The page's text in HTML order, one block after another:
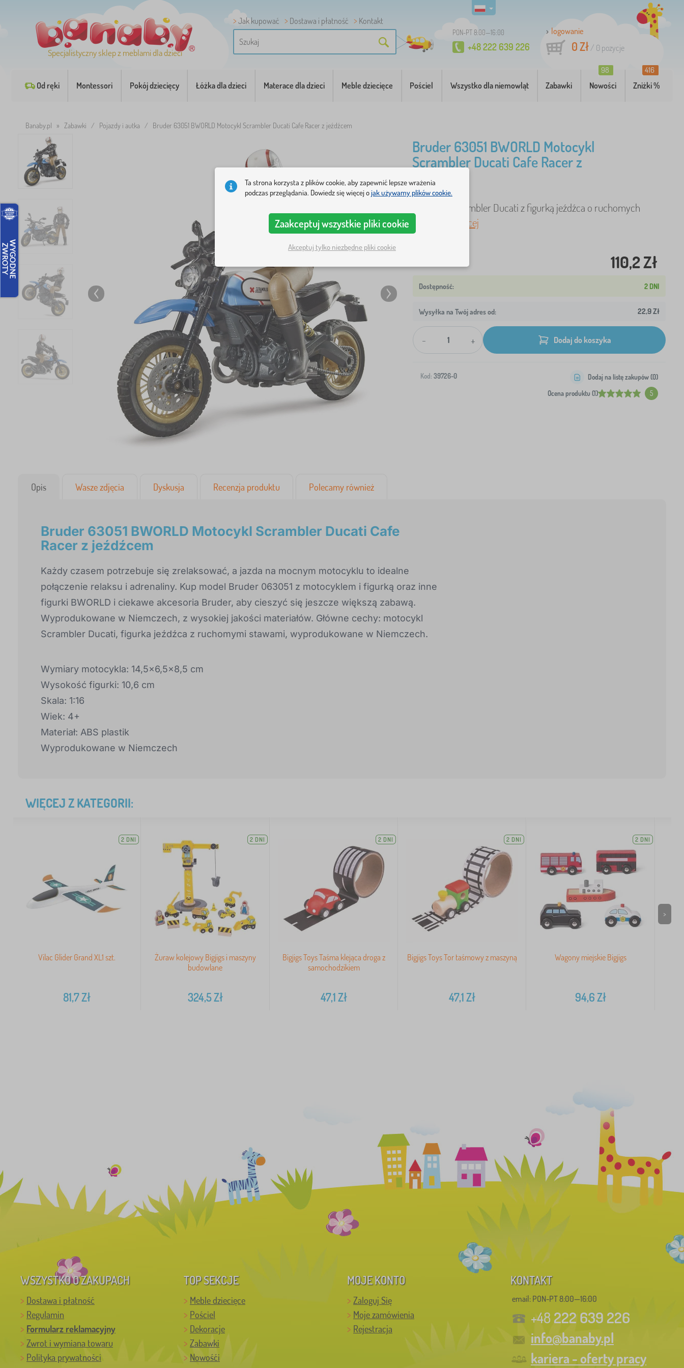
Specjalistyczny sklep z meblami dla dzieci
Jak kupować Dostawa i płatność Kontakt
PON-PT 8:00—16:00
+48 222 639 226
logowanie
0 Zł/ 0 pozycje
Od ręki Montessori Pokój dziecięcy Łóżka dla dzieci Materace dla dzieci Meble dziecięce Pościel Wszystko dla niemowląt Zabawki Nowości
98
Zniżki %
416
Banaby.pl » Zabawki / Pojazdy i autka / Bruder 63051 BWORLD Motocykl Scrambler Ducati Cafe Racer z jeźdźcem
Bruder 63051 BWORLD Motocykl
Scrambler Ducati Cafe Racer z
jeźdźcem
Motocykl Scrambler Ducati z figurką jeźdźca o ruchomych
więcej
110,2 Zł
2 DNI
Wysyłka na Twój adres od: 22,9 Zł
- + Dodaj do koszyka
Kod: 39726-0
Ocena produktu (1) 5
Dodaj na listę zakupów (0)
Opis Wasze zdjęcia Dyskusja Recenzja produktu Polecamy również
Bruder 63051 BWORLD Motocykl Scrambler Ducati Cafe
Racer z jeźdźcem
Każdy czasem potrzebuje się zrelaksować, a jazda na mocnym motocyklu to idealne
połączenie relaksu i adrenaliny. Kup model Bruder 063051 z motocyklem i figurką oraz inne
figurki BWORLD i ciekawe akcesoria Bruder, aby cieszyć się jeszcze większą zabawą.
Wyprodukowane w Niemczech, z wysokiej jakości materiałów. Główne cechy: motocykl
Scrambler Ducati, figurka jeźdźca z ruchomymi stawami, wyprodukowane w Niemczech.
Wymiary motocykla: 14,5x6,5x8,5 cm
Wysokość figurki: 10,6 cm
Skala: 1:16
Wiek: 4+
Materiał: ABS plastik
Wyprodukowane w Niemczech
WIĘCEJ Z KATEGORII:
2 DNI
Vilac Glider Grand XL1 szt.
81,7Zł
2 DNI
Żuraw kolejowy Bigjigs i maszyny
budowlane
324,5Zł
2 DNI
Bigjigs Toys Taśma klejąca droga z
samochodzikiem
47,1Zł
2 DNI
Bigjigs Toys Tor taśmowy z maszyną
47,1Zł
2 DNI
Wagony miejskie Bigjigs
94,6Zł
>
WSZYSTKO O ZAKUPACH
Dostawa i płatność
Regulamin
Formularz reklamacyjny
Zwrot i wymiana towaru
Polityka prywatności
TOP SEKCJE
Meble dziecięce
Pościel
Dekoracje
Zabawki
Nowośći
MOJE KONTO
Zaloguj Się
Moje zamówienia
Rejestracja
KONTAKT
email: PON-PT 8:00—16:00
+48222 639 226
info@banaby.pl
kariera - oferty pracy
Ta strona korzysta z plików cookie, aby zapewnić lepsze wrażenia
podczas przeglądania. Dowiedz się więcej ojak używamy plików cookie.
Zaakceptuj wszystkie pliki cookie
Akceptuj tylko niezbędne pliki cookie